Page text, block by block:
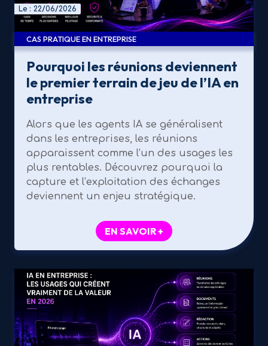
Le : 22/06/2026
CAS PRATIQUE EN ENTREPRISE
Pourquoi les réunions deviennent
le premier terrain de jeu de l’IA en
entreprise
Alors que les agents IA se généralisent
dans les entreprises, les réunions
apparaissent comme l’un des usages les
plus rentables. Découvrez pourquoi la
capture et l’exploitation des échanges
deviennent un enjeu stratégique.
EN SAVOIR +